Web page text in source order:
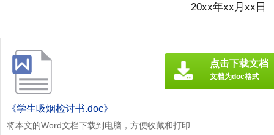
20xx年xx月xx日
《学生吸烟检讨书.doc》
将本文的Word文档下载到电脑，方便收藏和打印
点击下载文档
文档为doc格式